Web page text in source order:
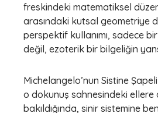
freskindeki matematiksel
arasındaki kutsal geometriye
perspektif kullanımı, sadece
değil, ezoterik bir bilgeliğin
Michelangelo’nun Sistine
o dokunuş sahnesindeki ellere
bakıldığında, sinir sistemine